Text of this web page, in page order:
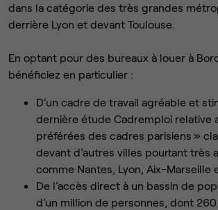
dans la catégorie des très grandes
derrière Lyon et devant Toulouse.
En optant pour des bureaux à louer à
bénéficiez en particulier :
D’un cadre de travail agréable et
dernière étude Cadremploi relative
préférées des cadres parisiens »
devant d’autres villes pourtant très
comme Nantes, Lyon, Aix-Marseille
De l’accès direct à un bassin de
d’un million de personnes, dont